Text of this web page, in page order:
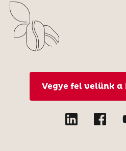
Vegye fel velünk